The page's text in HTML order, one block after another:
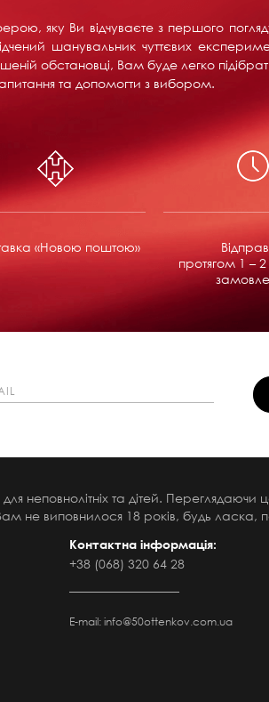
яку Ви відчуваєте з першого
шанувальник чуттєвих
обстановці, Вам буде легко
та допомогти з вибором.
«Новою поштою»
протягом 1 – 2
неповнолітніх та дітей.
не виповнилося 18 років, будь ласка,
Контактна інформація:
+38 (068) 320 64 28
E-mail:info@50ottenkov.com.ua